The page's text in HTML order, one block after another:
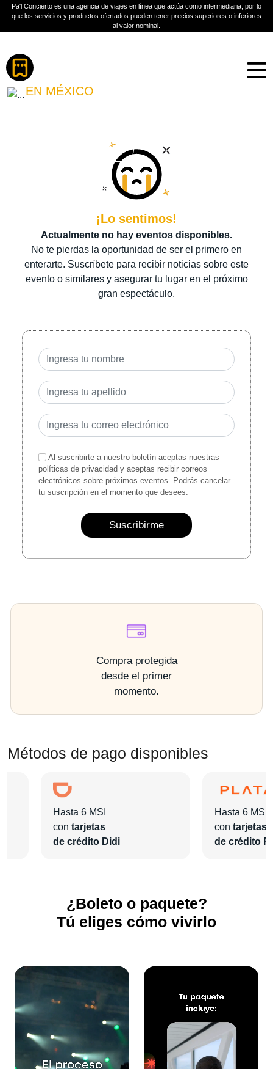
Pa'l Concierto es una agencia de viajes en línea que actúa como intermediaria, por lo
que los servicios y productos ofertados pueden tener precios superiores o inferiores
al valor nominal.
LOS PALMERAS
EN MÉXICO
Más información
¡Lo sentimos!
Actualmente no hay eventos disponibles.
No te pierdas la oportunidad de ser el primero en
enterarte. Suscríbete para recibir noticias sobre este
evento o similares y asegurar tu lugar en el próximo
gran espectáculo.
Al suscribirte a nuestro boletín aceptas nuestras
políticas de privacidad y aceptas recibir correos
electrónicos sobre próximos eventos. Podrás cancelar
tu suscripción en el momento que desees.
Suscribirme
Compra protegida
desde el primer
momento.
Métodos de pago disponibles
Hasta 6 MSI
con tarjetas
de crédito Didi
Hasta 6 MSI
con tarjetas
de crédito
¿Boleto o paquete?
Tú eliges cómo vivirlo